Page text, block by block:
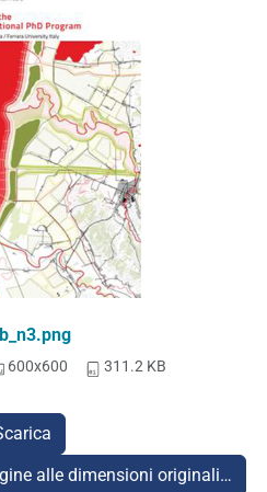
600x600 311.2 KB
alle dimensioni originali…